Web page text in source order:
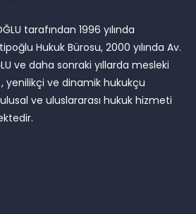
tarafından 1996 yılında
Hukuk Bürosu, 2000 yılında Av.
ve daha sonraki yıllarda mesleki
yenilikçi ve dinamik hukukçu
ve uluslararası hukuk hizmeti